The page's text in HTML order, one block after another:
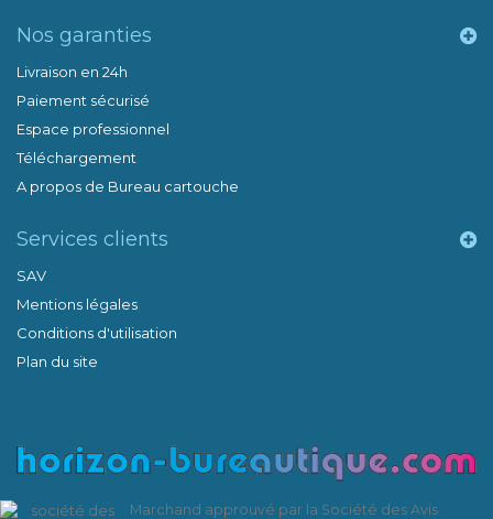
Nos garanties
Livraison en 24h
Paiement sécurisé
Espace professionnel
Téléchargement
A propos de Bureau cartouche
Services clients
SAV
Mentions légales
Conditions d'utilisation
Plan du site
Marchand approuvé par la Société des Avis